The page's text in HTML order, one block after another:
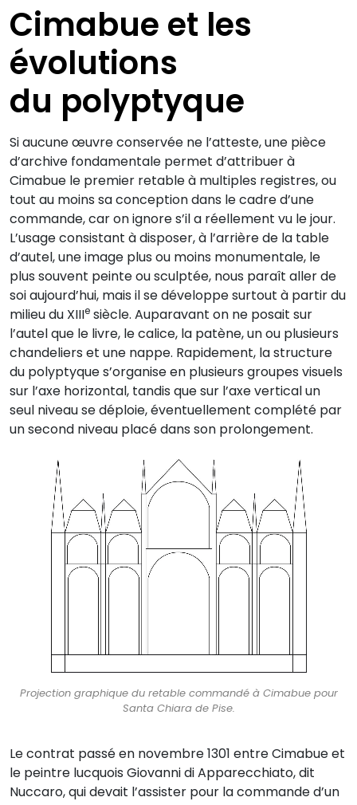
Cimabue et les
évolutions
du polyptyque
Si aucune œuvre conservée ne l’atteste, une pièce
d’archive fondamentale permet d’attribuer à
Cimabue le premier retable à multiples registres, ou
tout au moins sa conception dans le cadre d’une
commande, car on ignore s’il a réellement vu le jour.
L’usage consistant à disposer, à l’arrière de la table
d’autel, une image plus ou moins monumentale, le
plus souvent peinte ou sculptée, nous paraît aller de
soi aujourd’hui, mais il se développe surtout à partir du
milieu du XIIIe siècle. Auparavant on ne posait sur
l’autel que le livre, le calice, la patène, un ou plusieurs
chandeliers et une nappe. Rapidement, la structure
du polyptyque s’organise en plusieurs groupes visuels
sur l’axe horizontal, tandis que sur l’axe vertical un
seul niveau se déploie, éventuellement complété par
un second niveau placé dans son prolongement.
Projection graphique du retable commandé à Cimabue pour
Santa Chiara de Pise.
Le contrat passé en novembre 1301 entre Cimabue et
le peintre lucquois Giovanni di Apparecchiato, dit
Nuccaro, qui devait l’assister pour la commande d’un